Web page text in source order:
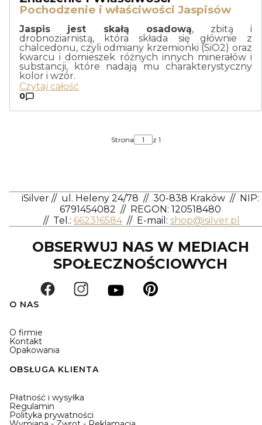
Pochodzenie i właściwości Jaspisów
Jaspis jest skałą osadową, zbitą i
drobnoziarnistą, która składa się głównie z
chalcedonu, czyli odmiany krzemionki (SiO2) oraz
kwarcu i domieszek różnych innych minerałów i
substancji, które nadają mu charakterystyczny
kolor i wzór.
Czytaj całość
0
Strona z 1
iSilver // ul. Heleny 24/78 // 30-838 Kraków // NIP:
6791454082 // REGON: 120518480
// Tel.: 662316584 // E-mail: shop@isilver.pl
OBSERWUJ NAS W MEDIACH
SPOŁECZNOŚCIOWYCH
O NAS
O firmie
Kontakt
Opakowania
OBSŁUGA KLIENTA
Płatność i wysyłka
Regulamin
Polityka prywatności